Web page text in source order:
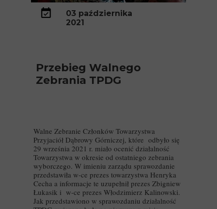
03 października
2021
Walne Zebranie Członków Towarzystwa
Przyjaciół Dąbrowy Górniczej, które odbyło się
29 września 2021 r. miało ocenić działalność
Towarzystwa w okresie od ostatniego zebrania
wyborczego. W imieniu zarządu sprawozdanie
przedstawiła w-ce prezes towarzystwa Henryka
Cecha a informacje te uzupełnił prezes Zbigniew
Łukasik i w-ce prezes Włodzimierz Kalinowski.
Jak przedstawiono w sprawozdaniu działalność
Przebieg Walnego
Zebrania TPDG